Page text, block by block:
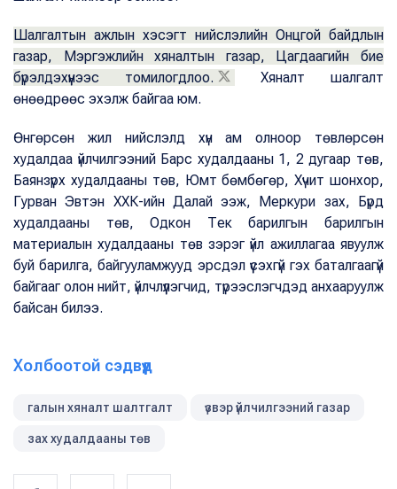
Шалгалтын ажлын хэсэгт нийслэлийн Онцгой байдлын
газар, Мэргэжлийн хяналтын газар, Цагдаагийн бие
бүрэлдэхүүнээс томилогдлоо.
Хяналт шалгалт
өнөөдрөөс эхэлж байгаа юм.
Өнгөрсөн жил нийслэлд хүн ам олноор төвлөрсөн
худалдаа үйлчилгээний Барс худалдааны 1, 2 дугаар төв,
Баянзүрх худалдааны төв, Юмт бөмбөгөр, Хүчит шонхор,
Гурван Эвтэн ХХК-ийн Далай ээж, Меркури зах, Бүрд
худалдааны төв, Одкон Тек барилгын барилгын
материалын худалдааны төв зэрэг үйл ажиллагаа явуулж
буй барилга, байгууламжууд эрсдэл үүсэхгүй гэх баталгаагүй
байгааг олон нийт, үйлчлүүлэгчид, түрээслэгчдэд анхааруулж
байсан билээ.
Холбоотой сэдвүүд
галын хяналт шалтгалт үзвэр үйлчилгээний газар
зах худалдааны төв